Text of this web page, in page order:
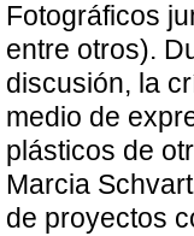
Fotográficos
entre otros).
discusión, la
medio de
plásticos de
Marcia
de proyectos